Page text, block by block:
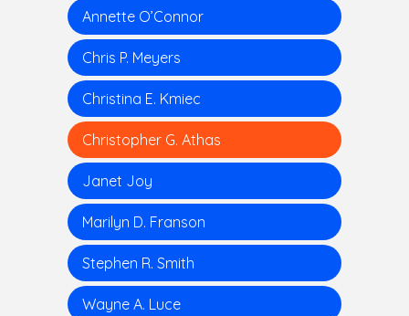
Annette O’Connor
Chris P. Meyers
Christina E. Kmiec
Christopher G. Athas
Janet Joy
Marilyn D. Franson
Stephen R. Smith
Wayne A. Luce